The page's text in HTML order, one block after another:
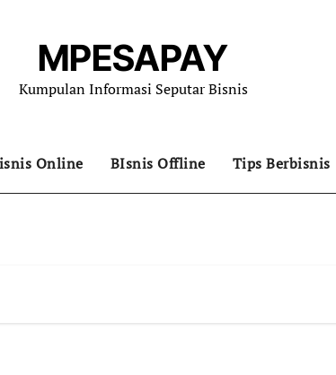
MPESAPAY
Kumpulan Informasi Seputar Bisnis
Online BIsnis Offline Tips Berbisnis